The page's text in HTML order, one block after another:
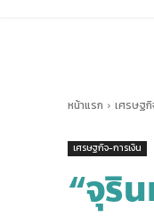
หน้าแรก เศรษฐ
เศรษฐกิจ-การเงิน
“จุริ